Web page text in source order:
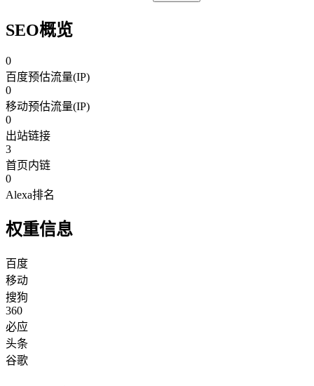
SEO概览
0
百度预估流量(IP)
0
移动预估流量(IP)
0
出站链接
3
首页内链
0
Alexa排名
权重信息
百度
移动
搜狗
360
必应
头条
谷歌